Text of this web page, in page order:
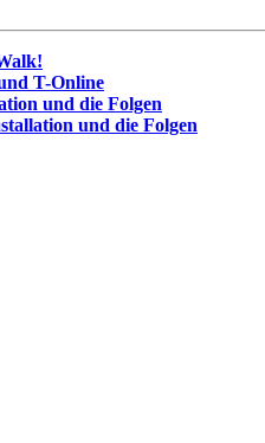
T-Online
und die Folgen
und die Folgen